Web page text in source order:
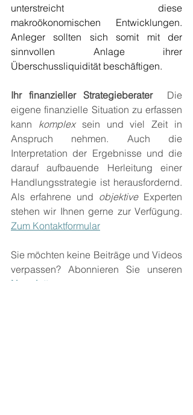
unterstreicht diese
makroökonomischen Entwicklungen.
Anleger sollten sich somit mit der
sinnvollen Anlage ihrer
Überschussliquidität beschäftigen.
Ihr finanzieller Strategieberater
Die
eigene finanzielle Situation zu erfassen
kann komplex sein und viel Zeit in
Anspruch nehmen. Auch die
Interpretation der Ergebnisse und die
darauf aufbauende Herleitung einer
Handlungsstrategie ist herausfordernd.
Als erfahrene und objektive Experten
Zum Kontaktformular
Sie möchten keine Beiträge und Videos
Newsletter